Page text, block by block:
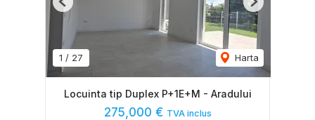
1 / 27 Harta
Previous Next
Locuinta tip Duplex P+1E+M - Aradului
275,000 € TVA inclus